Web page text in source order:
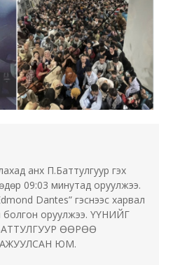
анх П.Баттулгуур гэх
09:03 минутад оруулжээ.
Dantes” гэснээс харвал
болгон оруулжээ. ҮҮНИЙГ
ӨӨРӨӨ
ЮМ.